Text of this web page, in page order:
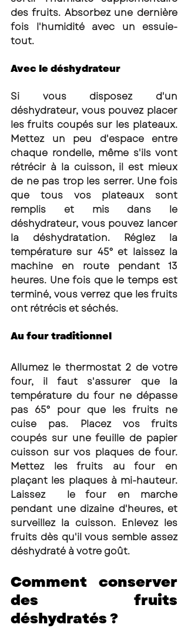
des fruits. Absorbez une dernière
fois l'humidité avec un essuie-
tout.
Avec le déshydrateur
Si vous disposez d'un
déshydrateur, vous pouvez placer
les fruits coupés sur les plateaux.
Mettez un peu d'espace entre
chaque rondelle, même s'ils vont
rétrécir à la cuisson, il est mieux
de ne pas trop les serrer. Une fois
que tous vos plateaux sont
remplis et mis dans le
déshydrateur, vous pouvez lancer
la déshydratation. Réglez la
température sur 45° et laissez la
machine en route pendant 13
heures. Une fois que le temps est
terminé, vous verrez que les fruits
ont rétrécis et séchés.
Au four traditionnel
Allumez le thermostat 2 de votre
four, il faut s'assurer que la
température du four ne dépasse
pas 65° pour que les fruits ne
cuise pas. Placez vos fruits
coupés sur une feuille de papier
cuisson sur vos plaques de four.
Mettez les fruits au four en
plaçant les plaques à mi-hauteur.
Laissez  le four en marche
pendant une dizaine d'heures, et
surveillez la cuisson. Enlevez les
fruits dès qu'il vous semble assez
déshydraté à votre goût.
Comment conserver
des fruits
déshydratés ?